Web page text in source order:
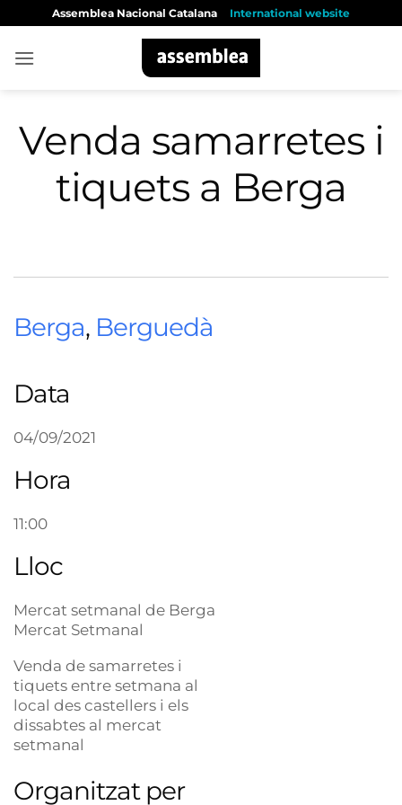
content
Assemblea Nacional Catalana International website
Venda samarretes i
tiquets a Berga
Berga, Berguedà
Data
04/09/2021
Hora
11:00
Lloc
Mercat setmanal de Berga
Mercat Setmanal
Venda de samarretes i
tiquets entre setmana al
local des castellers i els
dissabtes al mercat
setmanal
Organitzat per